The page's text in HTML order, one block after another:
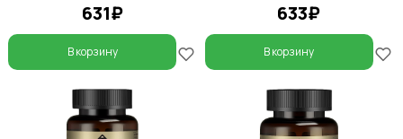
631₽
В корзину
633₽
В корзину